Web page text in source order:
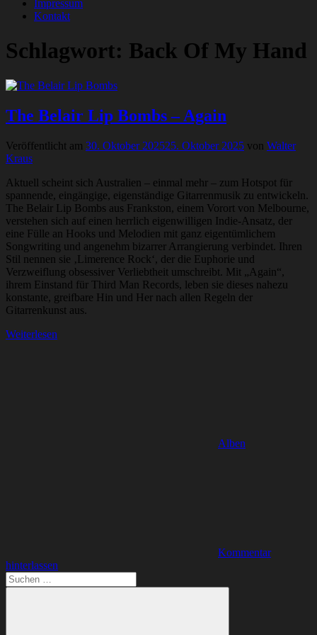
Impressum
Kontakt
Schlagwort: Back Of My Hand
The Belair Lip Bombs – Again
Veröffentlicht am 30. Oktober 202525. Oktober 2025 von Walter
Kraus
Aktuell scheint sich Australien – einmal mehr – zum Hotspot für
spannende, eingängige, eigenständige Gitarrenmusik zu entwickeln.
The Belair Lip Bombs aus Frankston, einem Vorort von Melbourne,
verstehen sich auf einen herrlich eigenwilligen Indie-Ansatz, der
eine Fülle an Hooks und Melodien mit ganz eigentümlichem
Songwriting und angenehm bizarrer Arrangierung verbindet. Ihren
Stil nennen sie ‚Limerence Rock‘, der die Euphorie und
Verzweiflung obsessiver Verliebtheit umschreibt. Mit „Again“,
ihrem Einstand für Third Man Records, leben sie dieses nahezu
konstante, greifbare Hin und Her nach allen Regeln der
Gitarrenkunst aus.
Weiterlesen
Alben
Kommentar
hinterlassen
Suchen
nach: